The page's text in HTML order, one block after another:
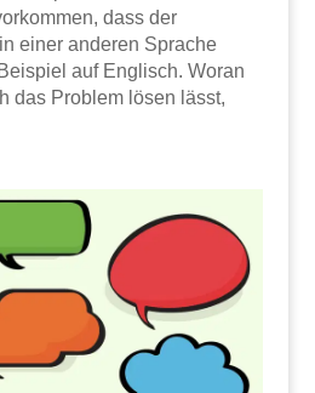
dass der
einer anderen Sprache
auf Englisch. Woran
das Problem lösen lässt,